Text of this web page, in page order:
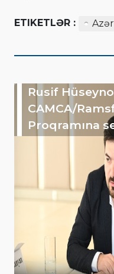
ETIKETLƏR :
Rusif
CAMCA/
Proqramına